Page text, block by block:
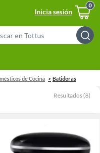
Inicia sesión
Search
Bar
de Cocina Batidoras
Resultados (8)